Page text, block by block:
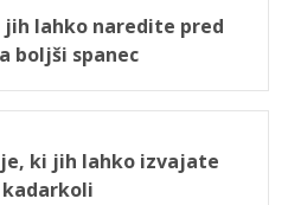
lahko naredite pred
boljši spanec
ki jih lahko izvajate